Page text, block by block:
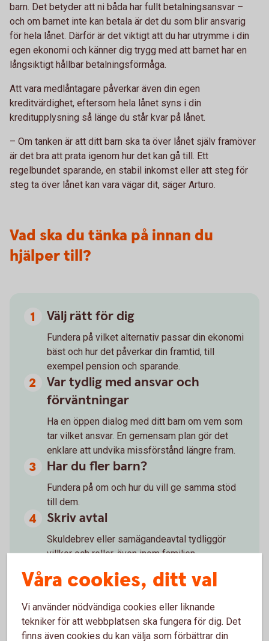
barn. Det betyder att ni båda har fullt betalningsansvar –
och om barnet inte kan betala är det du som blir ansvarig
för hela lånet. Därför är det viktigt att du har utrymme i din
egen ekonomi och känner dig trygg med att barnet har en
långsiktigt hållbar betalningsförmåga.
Att vara medlåntagare påverkar även din egen
kreditvärdighet, eftersom hela lånet syns i din
kreditupplysning så länge du står kvar på lånet.
– Om tanken är att ditt barn ska ta över lånet själv framöver
är det bra att prata igenom hur det kan gå till. Ett
regelbundet sparande, en stabil inkomst eller att steg för
steg ta över lånet kan vara vägar dit, säger Arturo.
Vad ska du tänka på innan du
hjälper till?
Välj rätt för dig
Fundera på vilket alternativ passar din ekonomi
bäst och hur det påverkar din framtid, till
exempel pension och sparande.
Var tydlig med ansvar och
förväntningar
Ha en öppen dialog med ditt barn om vem som
tar vilket ansvar. En gemensam plan gör det
enklare att undvika missförstånd längre fram.
Har du fler barn?
Fundera på om och hur du vill ge samma stöd
till dem.
Skriv avtal
Skuldebrev eller samägandeavtal tydliggör
villkor och roller, även inom familjen.
Ska ditt barn flytta ihop med
någon?
Ett samboavtal kan skydda ditt barns del vid en
separation. Utan ett sådant riskerar den gåva
eller insats du bidragit med att delvis delas
Våra cookies, ditt val
Vi använder nödvändiga cookies eller liknande
tekniker för att webbplatsen ska fungera för dig. Det
finns även cookies du kan välja som förbättrar din